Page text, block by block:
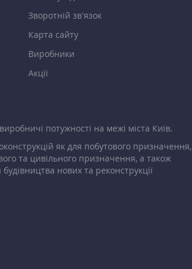
Зворотній зв’язок
Карта сайту
Виробники
Акції
потужності на межі міста Київ.
як для побутового призначення,
та цивільного призначення, а також
нових та реконструкції